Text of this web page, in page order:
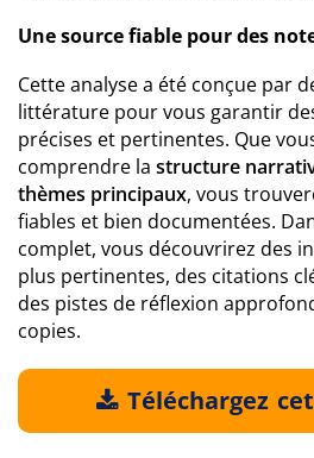
Une source fiable pour des
Cette analyse a été conçue par
littérature pour vous garantir
précises et pertinentes. Que
comprendre la structure
thèmes principaux, vous
fiables et bien documentées.
complet, vous découvrirez des
plus pertinentes, des citations
des pistes de réflexion
copies.
Téléchargez